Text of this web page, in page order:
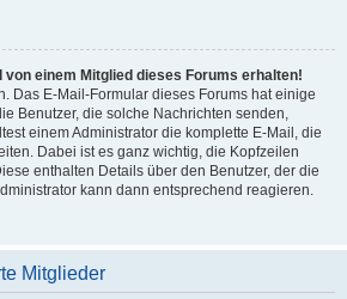
von einem Mitglied dieses Forums erhalten!
Das E-Mail-Formular dieses Forums hat einige
Benutzer, die solche Nachrichten senden,
einem Administrator die komplette E-Mail, die
Dabei ist es ganz wichtig, die Kopfzeilen
enthalten Details über den Benutzer, der die
kann dann entsprechend reagieren.
Mitglieder